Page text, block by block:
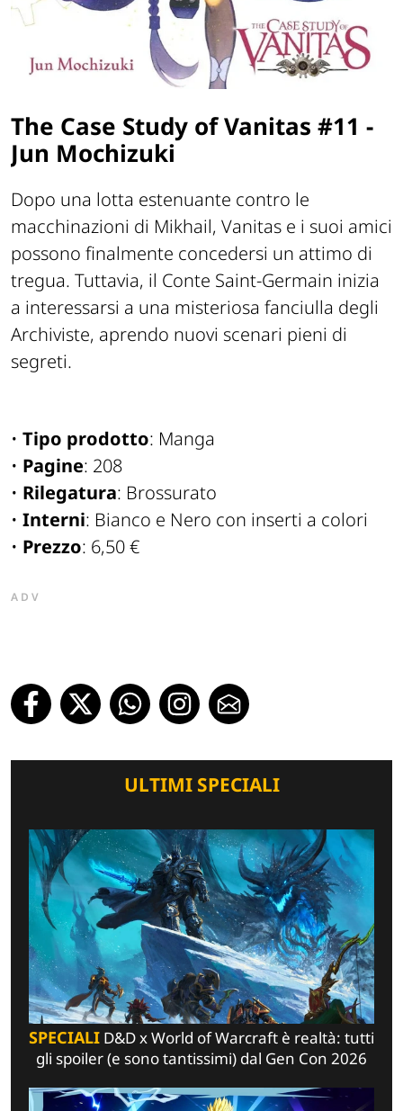
The Case Study of Vanitas #11 -
Jun Mochizuki
Dopo una lotta estenuante contro le
macchinazioni di Mikhail, Vanitas e i suoi amici
possono finalmente concedersi un attimo di
tregua. Tuttavia, il Conte Saint-Germain inizia
a interessarsi a una misteriosa fanciulla degli
Archiviste, aprendo nuovi scenari pieni di
segreti.
• Tipo prodotto: Manga
• Pagine: 208
• Rilegatura: Brossurato
• Interni: Bianco e Nero con inserti a colori
• Prezzo: 6,50 €
ADV
ULTIMI SPECIALI
SPECIALI D&D x World of Warcraft è realtà: tutti
gli spoiler (e sono tantissimi) dal Gen Con 2026